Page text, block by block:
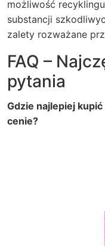
możliwość
substancji
zalety rozważane
FAQ –
pytania
Gdzie najlepiej
cenie?